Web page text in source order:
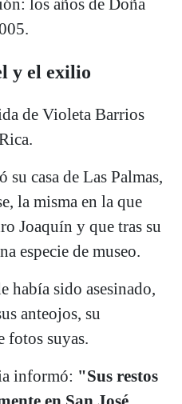
los años de Doña
y el exilio
de Violeta Barrios
casa de Las Palmas,
la misma en la que
Joaquín y que tras su
especie de museo.
había sido asesinado,
anteojos, su
fotos suyas.
informó: "Sus restos